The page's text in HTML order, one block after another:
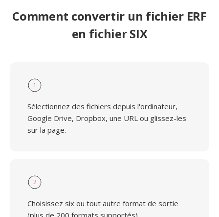
Comment convertir un fichier ERF
en fichier SIX
1
Sélectionnez des fichiers depuis l'ordinateur,
Google Drive, Dropbox, une URL ou glissez-les
sur la page.
2
Choisissez six ou tout autre format de sortie
(plus de 200 formats supportés)